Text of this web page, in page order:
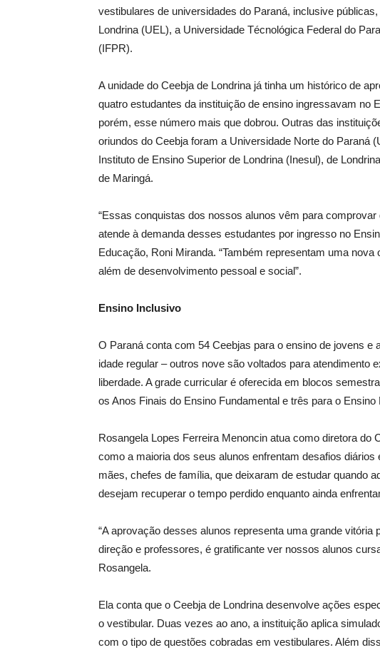
vestibulares de universidades do Paraná, inclusive
Londrina (UEL), a Universidade Técnológica Federal do
(IFPR).
A unidade do Ceebja de Londrina já tinha um histórico de
quatro estudantes da instituição de ensino ingressavam no
porém, esse número mais que dobrou. Outras das
oriundos do Ceebja foram a Universidade Norte do Paraná
Instituto de Ensino Superior de Londrina (Inesul), de
de Maringá.
“Essas conquistas dos nossos alunos vêm para
atende à demanda desses estudantes por ingresso no
Educação, Roni Miranda. “Também representam uma
além de desenvolvimento pessoal e social”.
Ensino Inclusivo
O Paraná conta com 54 Ceebjas para o ensino de jovens
idade regular – outros nove são voltados para atendimento
liberdade. A grade curricular é oferecida em blocos
os Anos Finais do Ensino Fundamental e três para o Ensino
Rosangela Lopes Ferreira Menoncin atua como diretora do
como a maioria dos seus alunos enfrentam desafios
mães, chefes de família, que deixaram de estudar quando
desejam recuperar o tempo perdido enquanto ainda
“A aprovação desses alunos representa uma grande
direção e professores, é gratificante ver nossos alunos
Rosangela.
Ela conta que o Ceebja de Londrina desenvolve ações
o vestibular. Duas vezes ao ano, a instituição aplica
com o tipo de questões cobradas em vestibulares. Além